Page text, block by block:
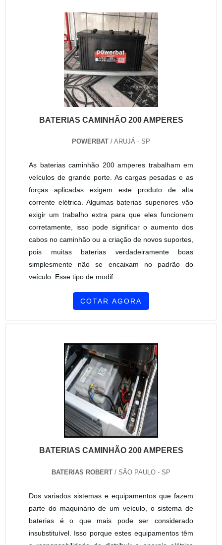
BATERIAS CAMINHÃO 200 AMPERES
POWERBAT / ARUJÁ - SP
As baterias caminhão 200 amperes trabalham em
veículos de grande porte. As cargas pesadas e as
forças aplicadas exigem este produto de alta
corrente elétrica. Algumas baterias superiores vão
exigir um trabalho extra para que eles funcionem
corretamente, isso pode significar o aumento dos
cabos no caminhão ou a criação de novos suportes,
pois muitas baterias verdadeiramente boas
simplesmente não se encaixam no padrão do
veículo. Esse tipo de modif...
COTAR AGORA
BATERIAS CAMINHÃO 200 AMPERES
BATERIAS ROBERT / SÃO PAULO - SP
Dos variados sistemas e equipamentos que fazem
parte do maquinário de um veículo, o sistema de
baterias é o que mais pode ser considerado
insubstituível. Isso porque estes equipamentos têm